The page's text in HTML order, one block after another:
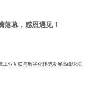
落幕，感恩遇见！